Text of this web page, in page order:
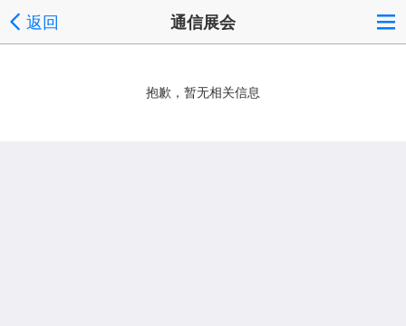
返回 通信展会
抱歉，暂无相关信息